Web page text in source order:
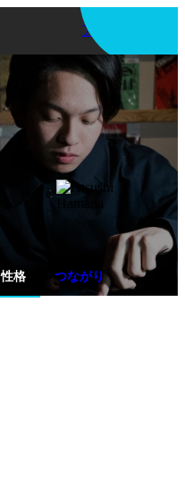
アプリを使う
性格 つながり